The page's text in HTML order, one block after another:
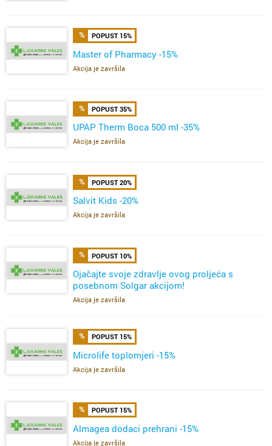
POPUST 15%
Master of Pharmacy -15%
Akcija je završila
POPUST 35%
UPAP Therm Boca 500 ml -35%
Akcija je završila
POPUST 20%
Salvit Kids -20%
Akcija je završila
POPUST 10%
Ojačajte svoje zdravlje ovog proljeća s
posebnom Solgar akcijom!
Akcija je završila
POPUST 15%
Microlife toplomjeri -15%
Akcija je završila
POPUST 15%
Almagea dodaci prehrani -15%
Akcija je završila